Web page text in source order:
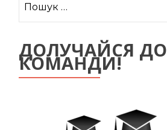
ДОЛУЧАЙСЯ ДО
КОМАНДИ!